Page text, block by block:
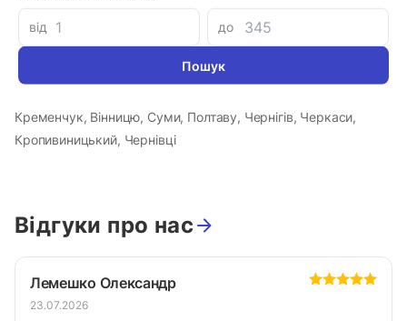
від до
Здійснюємо відправки по всій Україні. Зробіть замовлення у
нас, і ми відправимо ваш товар у Рівне, Тернопіль, Івано-
Франківськ, Житомир, Харків, Миколаїв, Кривий Ріг, Дніпро,
Кременчук, Вінницю, Суми, Полтаву, Чернігів, Черкаси,
Кропивиницький, Чернівці
Відгуки про нас
Лемешко Олександр
23.07.2026